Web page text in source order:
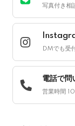
写真付き相
DMでも受
電話で問
営業時間